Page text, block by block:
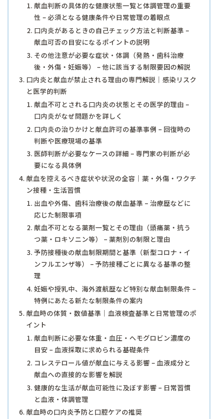
献血判断の具体的な健康状態一覧と体調管理の重要
性 – 必須となる健康条件や日常管理の着眼点
口内炎があるときの自己チェック方法と判断基準 –
献血可否の目安になるポイントの説明
その他注意が必要な症状・体調（発熱・歯科治療
後・外傷・妊娠等） – 他に該当する制限要因の解説
口内炎と献血が禁止される理由の専門解説｜感染リスク
と医学的判断
献血不可とされる口内炎の状態とその医学的理由 –
口内炎がなぜ問題かを詳しく
口内炎の治りかけと献血許可の基準事例 – 回復時の
判断や医療現場の基準
医師判断が必要なケースの詳細 – 専門家の判断が必
要になる具体例
献血を控えるべき症状や状況の全容｜薬・外傷・ワクチ
ン接種・生活習慣
出血や外傷、歯科治療後の献血基準 – 治療歴などに
応じた制限事項
献血不可となる薬剤一覧とその理由（頭痛薬・抗う
つ薬・ロキソニン等） – 薬剤別の制限と理由
予防接種後の献血制限期間と基準（新型コロナ・イ
ンフルエンザ等） – 予防接種ごとに異なる基準の整
理
妊娠や授乳中、海外渡航歴など特別な献血制限条件 –
特例にあたる新たな制限条件の案内
献血時の体質・数値基準｜血液検査基準と日常管理のポ
イント
献血判断に必要な体重・血圧・ヘモグロビン濃度の
目安 – 血液採取に求められる基礎条件
コレステロール値が献血に与える影響 – 血液成分と
献血への直接的な影響を解説
健康的な生活が献血可能性に及ぼす影響 – 日常習慣
と血液・体調管理
献血時の口内炎予防と口腔ケアの推奨